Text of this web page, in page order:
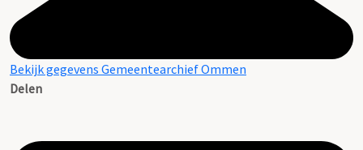
Bekijk gegevens Gemeentearchief Ommen
Delen